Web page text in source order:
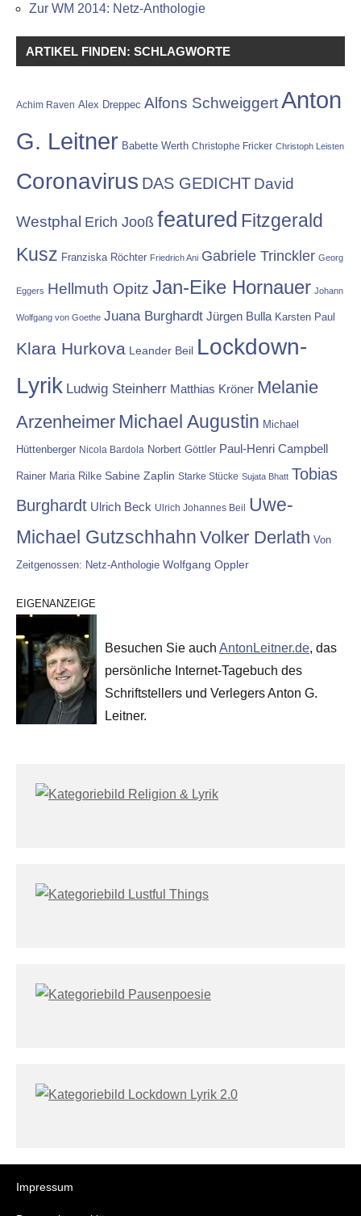
Zur WM 2014: Netz-Anthologie
ARTIKEL FINDEN: SCHLAGWORTE
Achim Raven Alex Dreppec Alfons SchweiggertAnton
G. Leitner Babette Werth Christophe Fricker Christoph Leisten
Coronavirus DAS GEDICHT David
Westphal Erich Jooß featured Fitzgerald
Kusz Franziska Röchter Friedrich Ani Gabriele Trinckler Georg
Eggers Hellmuth Opitz Jan-Eike Hornauer Johann
Wolfgang von Goethe Juana Burghardt Jürgen Bulla Karsten Paul
Klara Hurkova Leander Beil Lockdown-
Lyrik Ludwig Steinherr Matthias Kröner Melanie
Arzenheimer Michael Augustin Michael
Hüttenberger Nicola Bardola Norbert Göttler Paul-Henri Campbell
Rainer Maria Rilke Sabine Zaplin Starke Stücke Sujata Bhatt Tobias
Burghardt Ulrich Beck Ulrich Johannes Beil Uwe-
Michael Gutzschhahn Volker Derlath Von
Zeitgenossen: Netz-Anthologie Wolfgang Oppler
EIGENANZEIGE
Besuchen Sie auch AntonLeitner.de, das
persönliche Internet-Tagebuch des
Schriftstellers und Verlegers Anton G.
Leitner.
Impressum